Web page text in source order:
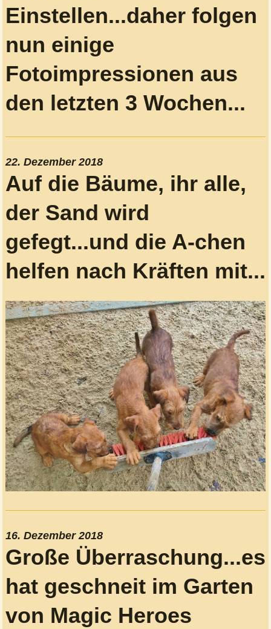
Einstellen...daher folgen
nun einige
Fotoimpressionen aus
den letzten 3 Wochen...
22. Dezember 2018
Auf die Bäume, ihr alle,
der Sand wird
gefegt...und die A-chen
helfen nach Kräften mit...
16. Dezember 2018
Große Überraschung...es
hat geschneit im Garten
von Magic Heroes